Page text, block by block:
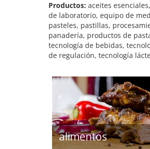
Productos: aceites
de laboratorio, equipo de
pasteles, pastillas,
panadería, productos de
tecnología de bebidas,
de regulación, tecnología
alimentos